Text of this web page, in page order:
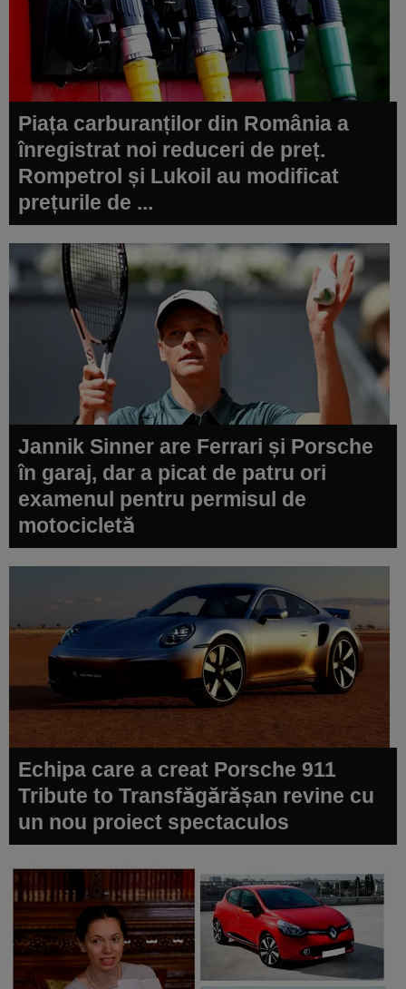
Piața carburanților din România a
înregistrat noi reduceri de preț.
Rompetrol și Lukoil au modificat
prețurile de ...
Jannik Sinner are Ferrari și Porsche
în garaj, dar a picat de patru ori
examenul pentru permisul de
motocicletă
Echipa care a creat Porsche 911
Tribute to Transfăgărășan revine cu
un nou proiect spectaculos